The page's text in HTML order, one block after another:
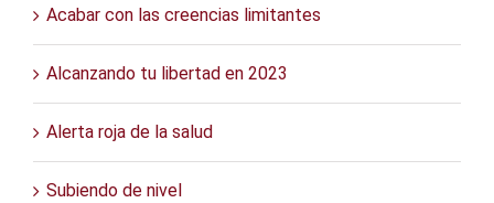
Acabar con las creencias limitantes
Alcanzando tu libertad en 2023
Alerta roja de la salud
Subiendo de nivel